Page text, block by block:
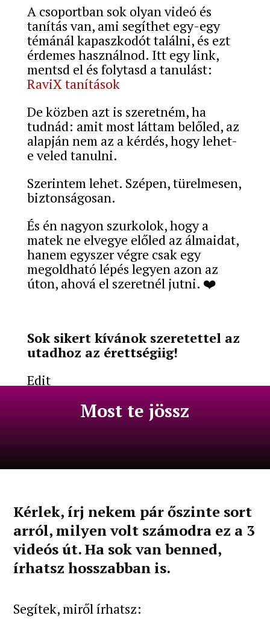
A csoportban sok olyan videó és
tanítás van, ami segíthet egy-egy
témánál kapaszkodót találni, és ezt
érdemes használnod. Itt egy link,
mentsd el és folytasd a tanulást:
RaviX tanítások
De közben azt is szeretném, ha
tudnád: amit most láttam belőled, az
alapján nem az a kérdés, hogy lehet-
e veled tanulni.
Szerintem lehet. Szépen, türelmesen,
biztonságosan.
És én nagyon szurkolok, hogy a
matek ne elvegye előled az álmaidat,
hanem egyszer végre csak egy
megoldható lépés legyen azon az
úton, ahová el szeretnél jutni. ❤️
Sok sikert kívánok szeretettel az
utadhoz az érettségiig!
Edit
Most te jössz
Kérlek, írj nekem pár őszinte sort
arról, milyen volt számodra ez a 3
videós út. Ha sok van benned,
írhatsz hosszabban is.
Segítek, miről írhatsz: